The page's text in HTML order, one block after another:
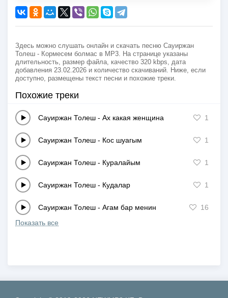
Здесь можно слушать онлайн и скачать песню Сауиржан
Толеш - Кормесем болмас в MP3. На странице указаны
длительность, размер файла, качество 320 kbps, дата
добавления 23.02.2026 и количество скачиваний. Ниже, если
доступно, размещены текст песни и похожие треки.
Похожие треки
Сауиржан Толеш - Ах какая женщина 1
Сауиржан Толеш - Кос шуагым 1
Сауиржан Толеш - Куралайым 1
Сауиржан Толеш - Кудалар 1
Сауиржан Толеш - Агам бар менин
16
Показать все